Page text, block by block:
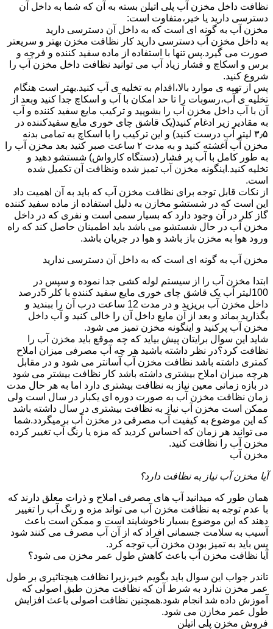
نظافت داخل مخزن آب پلی اتیلن بسته به آن که شما به داخل آن
دسترسی دارید یا خیر،متفاوت است:
مخزن آب به گونه ای است که به داخل آن دسترسی دارید
به داخل مخزن آب دسترسی دارید کار نظافت مخزن بهتر و سریعتر
صورت می گیرد.پس تنها با استفاده از ماده سفید کننده و فرچه و
برس و اسکاچ و فشار زیاد آب می توانید نظافت داخل مخزن آب را
شروع کنید.
پس از تهیه ی موارد بالا،اقدام به تخلیه ی آب کنید.بهتر است هنگام
تخلیه ی آب،رسوبات را تا حد امکان با آب و اسکاچ جدا کنید وبعد از
آن با آب داخل مخزن آب را بشویید و ترکیب مایع سفید کننده و آب
به مقادیر زیر ادغام کنید(یک قاشق چای خوری مایع سفیدکننده در
۳٫۵ لیتر آب درست کنید) و این ترکیب را با اسکاچ به تمامی بدنه
مخزن آّب آغشته کنید و به مدت ۲ ساعت صبر کنید بعد مخزن آب را
به طور کامل با آب پر فشار (دستگاه کارواش) شستشو دهید و
تخلیه کنید.اینگونه مخزن آب تمیز شده ونظافت آن تکمیل شده
است.
از نکات قابل توجه برای نظافت مخزن آب که باید به آن اهمیت داد
این است که در شستشو مخازن به دلیل استفاده از ماده سفید کننده
گاز کلر در آن وجود دارد که بسیار سمی است و نفری که در داخل
مخزن آب در حال شستشو می باشد باید اطمینان حاصل کند که راه
ورود هوا به مخزن باز باشد و هوا در جریان باشد.
مخزن آب به گونه ای است که به داخل آن دسترسی ندارید
ابتدا مخزن آب را از سیستم لوله کشی جدا نموده و سپس در
100لیتر آب یک قاشق چای خوری مایع سفید کننده با کلر 5درصد
داخل مخزن آب بریزید و در مدت 12 ساعت درب آن را ببندید و
بگذارید بماند و بعد از آن مایع داخل آن را خالی کنید و آب داخل
مخزن آب پرکنید و اینگونه مخزن تمیز می شود.
شاید این سوال برایتان پیش بیاید که چه موقع باید مخزن آب را
نظافت کرد؟در نظر داشته باشید هر چه آب مصرفی میزان املاح
کمتری داشته باشد نظافت مخزن آب آسانتر می شود و در مقابل
هرچه میزان املاح بیشتری داشته باشد کار نظافت بیشتر می شود
در بازه زمانی معین نیاز به نظافت بیشتری دارد اما به هر حال مدت
زمان نظافت مخزن آب به صورت دوره ای یکبار در سال است ولی
ممکن است مخزن آب نیاز به نظافت بیشتری در سال داشته باشد
که این موضوع به کیفیت آب مصرفی در مخزن آب برمیگردد.شما
می توانید هر زمان که احساس کردید که مزه یا رنگ آب تغییر کرده
مخزن آب را نظافت کنید.
مخزن آب
آیا مخزن آب نیاز به نظافت دارد؟
همان طور که میدانید آب های مصرفی املاح و ذرات معلق دارند که
با عدم توجه به نظافت مخزن آب می تواند مزه و رنگ آب را تغییر
دهند که این موضوع بسیار ناخوشایند است و ممکن است باعث
آسیب به سلامت جسمانی افراد که از آن آب مصرف می کنند شود
پس باید به تمیز بودن مخزن آب توجه کرد.
آیا نظافت مخزن آب باعث کاهش طول عمر مخزن می شود؟
تاندر جواب این سوال باید بگویم خیر،زیرا نظافت هیچتاثیری بر طول
عمر مخزن ندارد به شرط آن که نظافت مخزن طبق اصولی که
آموزش داده شد انجام شود.همچنین نظافت اصولی باعث افزایش
طول عمر مخازن می شود.
فروش مخزن پلی اتیلن